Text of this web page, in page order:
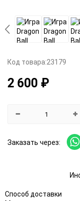
Код товара:23179
2 600 ₽
Заказать через:
Способ доставки